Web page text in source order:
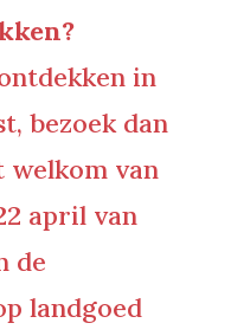
in
bezoek dan
welkom van
april van
de
landgoed